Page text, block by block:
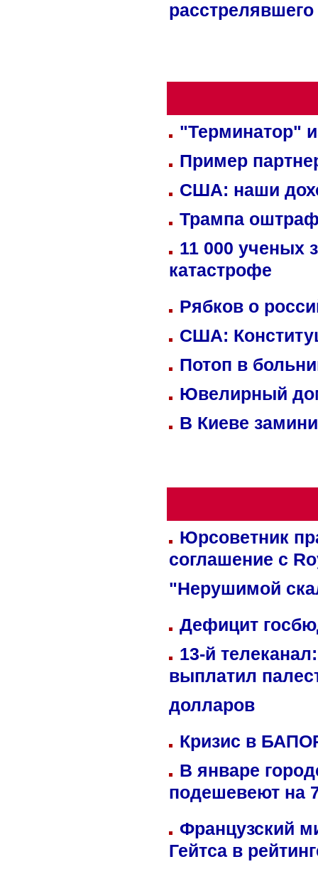
"Терминатор"
Пример
США: наши
Трампа
11 000 ученых
катастрофе
Рябков о
США:
Потоп в
Ювелирный
В Киеве
Юрсоветник
соглашение с
"Нерушимой
Дефицит
13-й
выплатил
долларов
Кризис в
В январе
подешевеют на
Французский
Гейтса в